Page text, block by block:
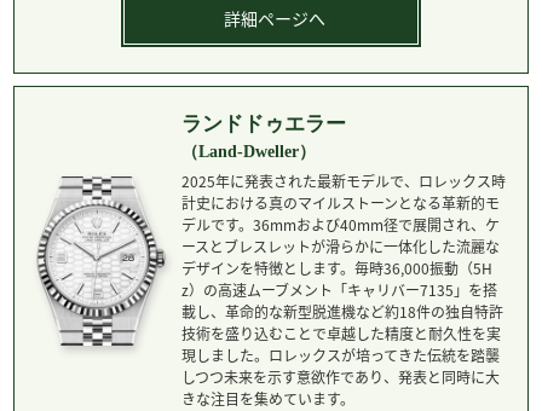
詳細ページへ
ランドドゥエラー
（Land-Dweller）
2025年に発表された最新モデルで、ロレックス時
計史における真のマイルストーンとなる革新的モ
デルです。36mmおよび40mm径で展開され、ケ
ースとブレスレットが滑らかに一体化した流麗な
デザインを特徴とします。毎時36,000振動（5H
z）の高速ムーブメント「キャリバー7135」を搭
載し、革命的な新型脱進機など約18件の独自特許
技術を盛り込むことで卓越した精度と耐久性を実
現しました。ロレックスが培ってきた伝統を踏襲
しつつ未来を示す意欲作であり、発表と同時に大
きな注目を集めています。